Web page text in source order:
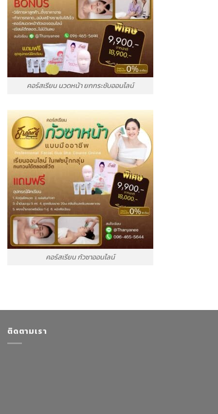
คอร์สเรียน นวดหน้า ยกกระชับออนไลน์
คอร์สเรียน กัวซาออนไลน์
ติดตามเรา